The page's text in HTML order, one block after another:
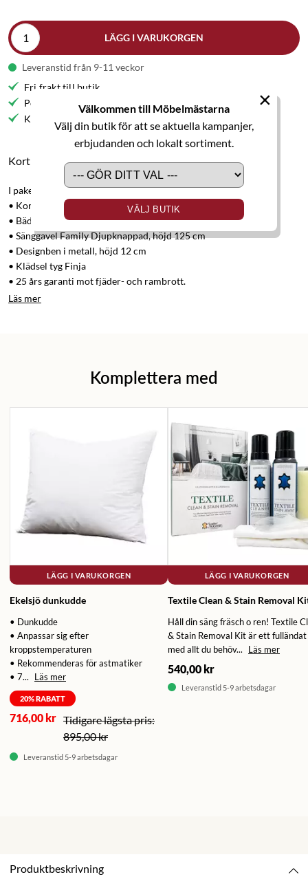
Välkommen till Möbelmästarna
Välj din butik för att se aktuella kampanjer,
erbjudanden och lokalt sortiment.
VÄLJ BUTIK
×
LÄGG I VARUKORGEN
Leveranstid från 9-11 veckor
Fri frakt till butik
Personlig service
Kvalitetsmöbler
Kort produktbeskrivning
I paketet ingår:
• Kontinentalsäng Hilding Family Aktiv 160x200 cm
• Bäddmadrass Family Start 160x200 cm
• Sänggavel Family Djupknappad, höjd 125 cm
• Designben i metall, höjd 12 cm
• Klädsel tyg Finja
• 25 års garanti mot fjäder- och rambrott.
Läs mer
Komplettera med
LÄGG I VARUKORGEN
Ekelsjö dunkudde
• Dunkudde
• Anpassar sig efter
kroppstemperaturen
• Rekommenderas för astmatiker
• 7...
Läs mer
20% RABATT
716,00 kr
895,00 kr
Leveranstid 5-9 arbetsdagar
LÄGG I VARUKORGEN
Textile Clean & Stain Removal
Håll din säng fräsch o ren! Textile
& Stain Removal Kit är ett
med allt du behöv...
Läs mer
540,00 kr
Leveranstid 5-9 arbetsdagar
Produktbeskrivning